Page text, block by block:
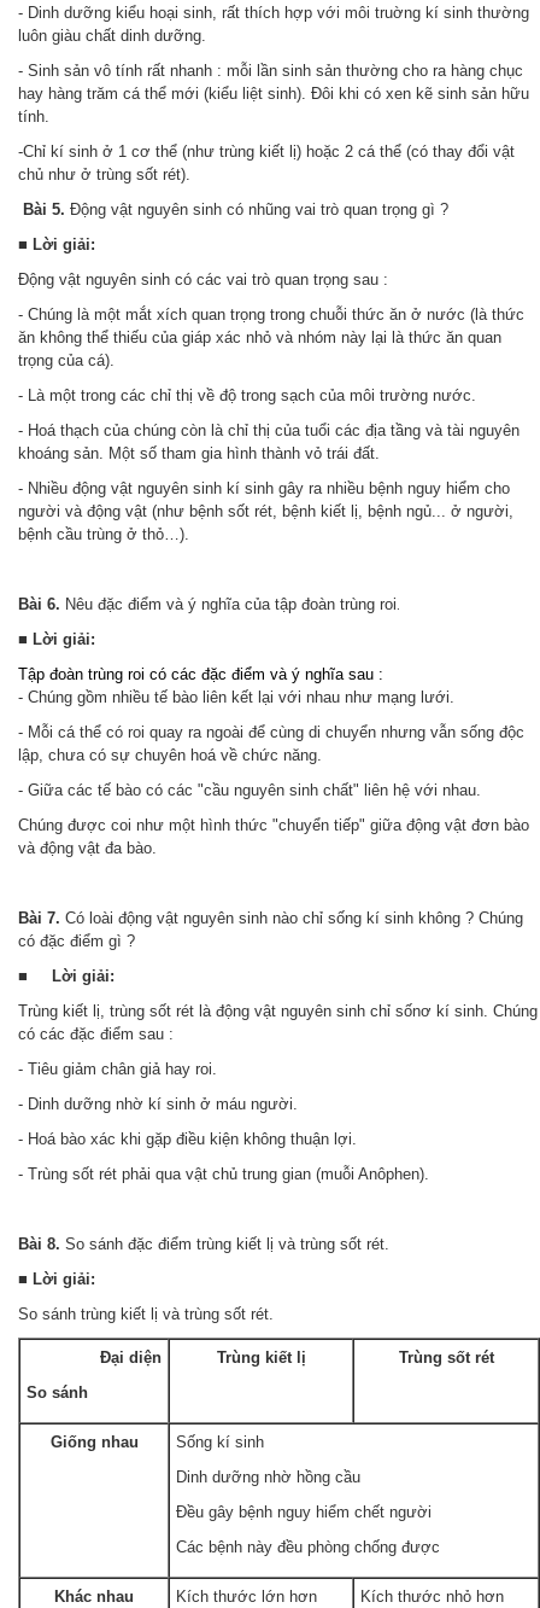
- Dinh dưỡng kiểu hoại sinh, rất thích hợp với môi truờng kí sinh thường
luôn giàu chất dinh dưỡng.
- Sinh sản vô tính rất nhanh : mỗi lần sinh sản thường cho ra hàng chục
hay hàng trăm cá thể mới (kiểu liệt sinh). Đôi khi có xen kẽ sinh sản hữu
tính.
-Chỉ kí sinh ở 1 cơ thể (như trùng kiết lị) hoặc 2 cá thể (có thay đổi vật
chủ như ở trùng sốt rét).
Bài 5. Động vật nguyên sinh có nhũng vai trò quan trọng gì ?
■ Lời giải:
Động vật nguyên sinh có các vai trò quan trọng sau :
- Chúng là một mắt xích quan trọng trong chuỗi thức ăn ở nước (là thức
ăn không thể thiếu của giáp xác nhỏ và nhóm này lại là thức ăn quan
trọng của cá).
- Là một trong các chỉ thị về độ trong sạch của môi trường nước.
- Hoá thạch của chúng còn là chỉ thị của tuổi các địa tầng và tài nguyên
khoáng sản. Một số tham gia hình thành vỏ trái đất.
- Nhiều động vật nguyên sinh kí sinh gây ra nhiều bệnh nguy hiểm cho
người và động vật (như bệnh sốt rét, bệnh kiết lị, bệnh ngủ... ở người,
bệnh cầu trùng ở thỏ…).
Bài 6. Nêu đặc điểm và ý nghĩa của tập đoàn trùng roi.
■ Lời giải:
Tập đoàn trùng roi có các đặc điểm và ý nghĩa sau :
- Chúng gồm nhiều tế bào liên kết lại với nhau như mạng lưới.
- Mỗi cá thể có roi quay ra ngoài để cùng di chuyển nhưng vẫn sống độc
lập, chưa có sự chuyên hoá về chức năng.
- Giữa các tế bào có các "cầu nguyên sinh chất" liên hệ với nhau.
Chúng được coi như một hình thức "chuyển tiếp" giữa động vật đơn bào
và động vật đa bào.
Bài 7. Có loài động vật nguyên sinh nào chỉ sống kí sinh không ? Chúng
có đặc điểm gì ?
■ Lời giải:
Trùng kiết lị, trùng sốt rét là động vật nguyên sinh chỉ sốnơ kí sinh. Chúng
có các đặc điểm sau :
- Tiêu giảm chân giả hay roi.
- Dinh dưỡng nhờ kí sinh ở máu người.
- Hoá bào xác khi gặp điều kiện không thuận lợi.
- Trùng sốt rét phải qua vật chủ trung gian (muỗi Anôphen).
Bài 8. So sánh đặc điểm trùng kiết lị và trùng sốt rét.
■ Lời giải:
So sánh trùng kiết lị và trùng sốt rét.
Đại diện
So sánh
Trùng kiết lị Trùng sốt rét
Giống nhau
Sống kí sinh
Dinh dưỡng nhờ hồng cầu
Đều gây bệnh nguy hiểm chết người
Các bệnh này đều phòng chống được
Khác nhau
Kích thước lớn hơn
Kích thước nhỏ hơn